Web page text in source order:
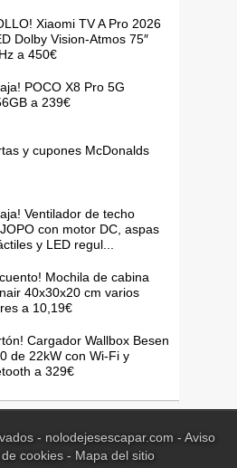
Xiaomi TV A Pro 2026
Dolby Vision-Atmos 75″
a 450€
POCO X8 Pro 5G
a 239€
y cupones McDonalds
Ventilador de techo
con motor DC, aspas
y LED regul...
Mochila de cabina
40x30x20 cm varios
a 10,19€
Cargador Wallbox Besen
de 22kW con Wi-Fi y
a 329€
- nolodejesescapar.com - Aviso
de cookies- Mapa del sitio